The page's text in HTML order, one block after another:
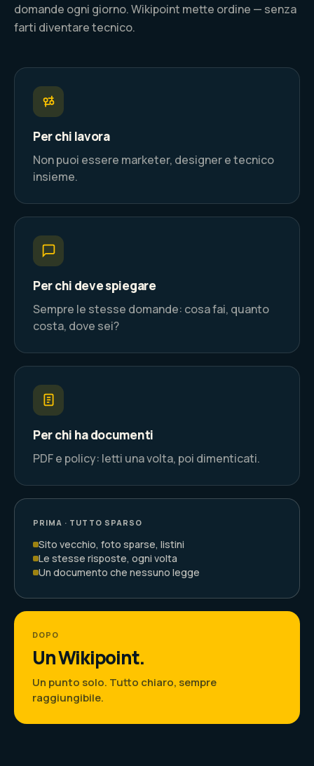
domande ogni giorno. Wikipoint mette ordine — senza
farti diventare tecnico.
Per chi lavora
Non puoi essere marketer, designer e tecnico
insieme.
Per chi deve spiegare
Sempre le stesse domande: cosa fai, quanto
costa, dove sei?
Per chi ha documenti
PDF e policy: letti una volta, poi dimenticati.
PRIMA · TUTTO SPARSO
Sito vecchio, foto sparse, listini
Le stesse risposte, ogni volta
Un documento che nessuno legge
DOPO
Un Wikipoint.
Un punto solo. Tutto chiaro, sempre
raggiungibile.